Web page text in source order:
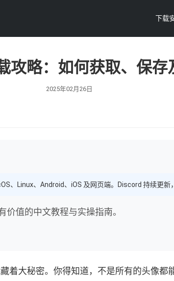
下载
攻略：如何获取、保存
2025年02月26日
、Linux、Android、iOS 及网页端。Discord 持续更新
值的中文教程与实操指南。
着大秘密。你得知道，不是所有的头像